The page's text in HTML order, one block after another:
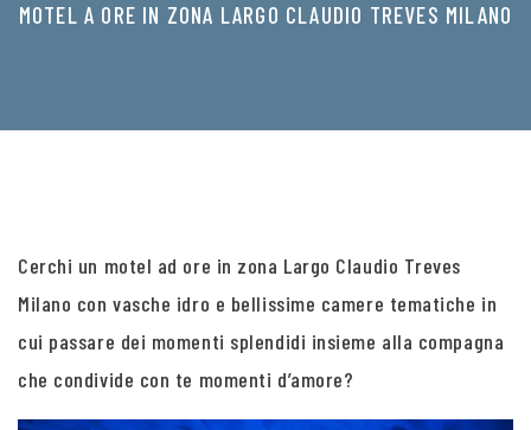
MOTEL A ORE IN ZONA LARGO CLAUDIO TREVES MILANO
Cerchi un motel ad ore in zona Largo Claudio Treves
Milano con vasche idro e bellissime camere tematiche in
cui passare dei momenti splendidi insieme alla compagna
che condivide con te momenti d’amore?